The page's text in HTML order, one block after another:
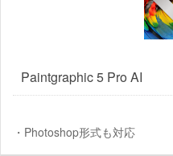
Paintgraphic 5 Pro AI
・Photoshop形式も対応